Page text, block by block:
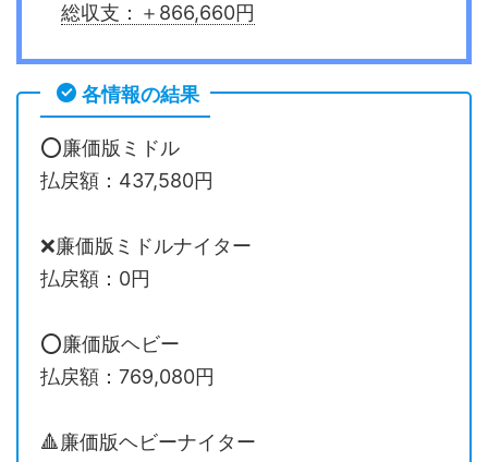
総収支：＋866,660円
各情報の結果
⭕️廉価版ミドル
払戻額：437,580円
❌廉価版ミドルナイター
払戻額：0円
⭕️廉価版ヘビー
払戻額：769,080円
🔺廉価版ヘビーナイター